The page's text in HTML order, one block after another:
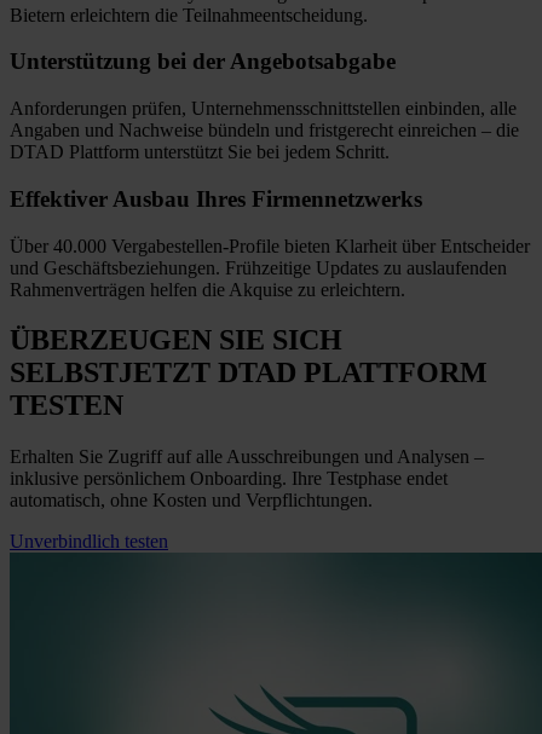
Bietern erleichtern die Teilnahmeentscheidung.
Unterstützung bei der Angebotsabgabe
Anforderungen prüfen, Unternehmensschnittstellen einbinden, alle
Angaben und Nachweise bündeln und fristgerecht einreichen – die
DTAD Plattform unterstützt Sie bei jedem Schritt.
Effektiver Ausbau Ihres Firmennetzwerks
Über 40.000 Vergabestellen-Profile bieten Klarheit über Entscheider
und Geschäftsbeziehungen. Frühzeitige Updates zu auslaufenden
Rahmenverträgen helfen die Akquise zu erleichtern.
ÜBERZEUGEN SIE SICH
SELBSTJETZT DTAD PLATTFORM
TESTEN
Erhalten Sie Zugriff auf alle Ausschreibungen und Analysen –
inklusive persönlichem Onboarding. Ihre Testphase endet
automatisch, ohne Kosten und Verpflichtungen.
Unverbindlich testen